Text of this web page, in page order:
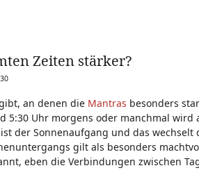
Zeiten stärker?
an denen die Mantras besonders
5:30 Uhr morgens oder manchmal
der Sonnenaufgang und das
gilt als besonders
eben die Verbindungen zwischen